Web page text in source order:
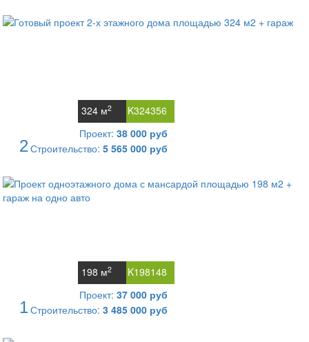
K324356
324 м2
2
Проект: 38 000 руб
Строительство: 5 565 000 руб
K198148
198 м2
1
Проект: 37 000 руб
Строительство: 3 485 000 руб